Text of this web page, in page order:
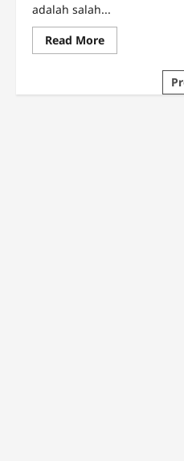
adalah salah...
Read MoreRead
more
Piala